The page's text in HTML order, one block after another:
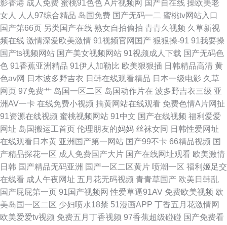
影香港 成人免费 蜜桃91色色 A片视频网 国产自在线 操欧美老
女人
人人97综合精品 岛国免费 国产无码一二 蜜桃tv网站入口
国产第66页 另类国产在线 熟女自拍偷拍 青青久视频 久草新视
频在线 激情深爱欧美激情 91视频官网国产 狠狠操-91 91我要操
国产ts视频网站 国产美女视频网站 91视频成人下载 国产无码色
色 91香蕉亚洲精品 91伊人加勒比 欧美狠狠插 日韩精品高清 黄
色av网 日本波多野吉衣 日韩在线观看精品 日本一级电影 久草
网页 97免费艹 岛国一区二区 岛国动作片在 波多野吉衣三级 亚
洲AV一卡 在线免费小视频 搞黄网站在线观看 免费色情A片网扯
91资源在线视频 蜜桃视频网站 91中文 国产在线视频 福利爱爱
网址 岛国搬运工首页 伦理朋友的妈妈 丝袜女同 日韩性爱网址
在线观看日本黄 亚洲国产第一网站 国产99不卡 66精品视频 国
产精品探花一区 成人免费国产大片 国产在线网址观看 欧美激情
日韩 国产精品无码亚洲 国产一区二区黄片 喷潮一区 福利姬足交
在线看 成人午夜网址 五月花无码视频 青青草国产 欧美日韩乱
国产屁屁第一页 91国产视频网 性爱草逼91AV 免费欧美视频 欧
美岛国一区二区 少妇喷水18禁 51漫画APP 丁香五月花激情网
欧美爱爱tv视频 免费五月丁香视频 97香蕉超级碰碰 国产免费看